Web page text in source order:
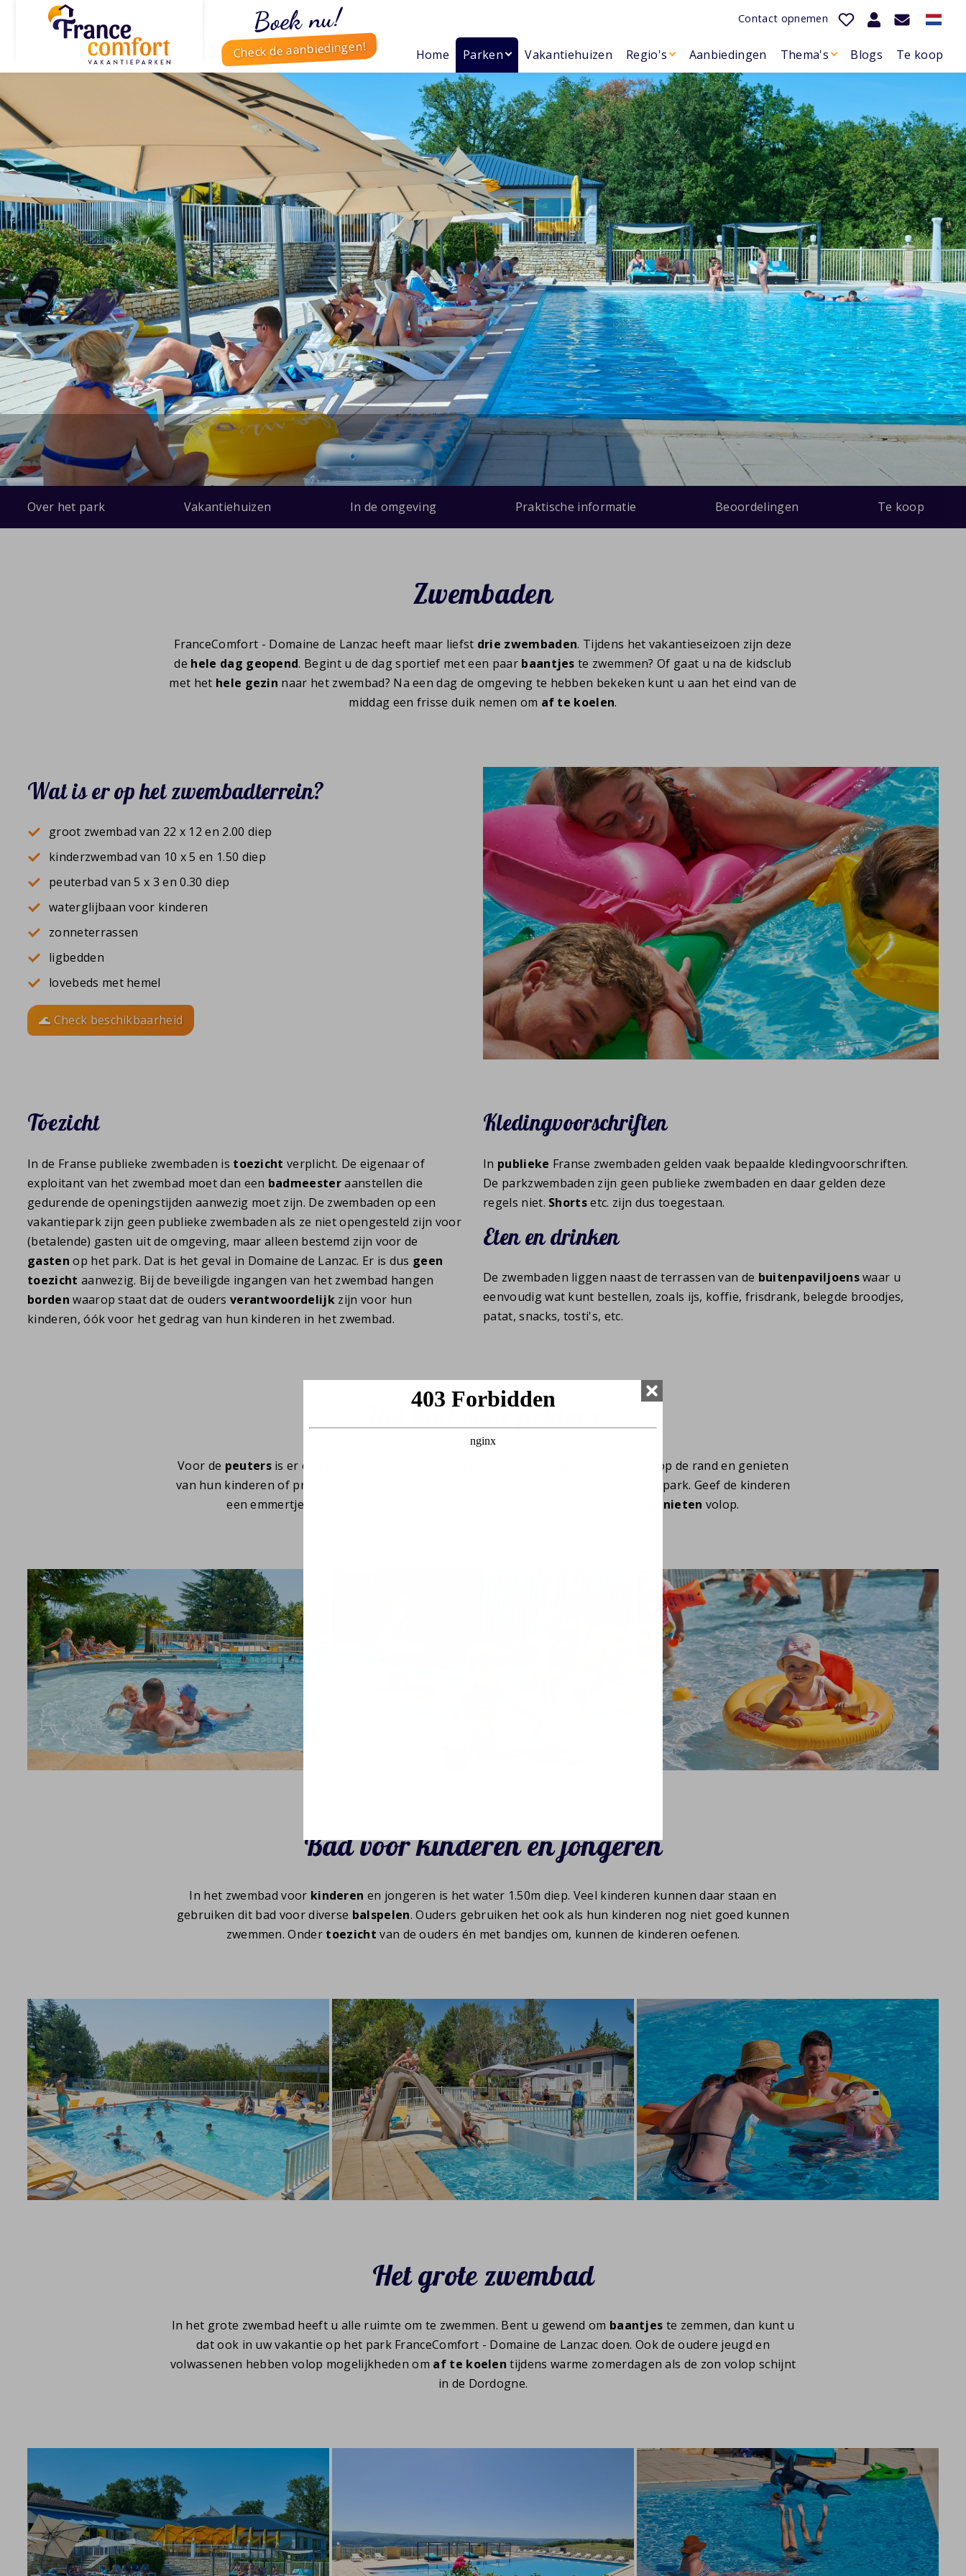
Boek nu!
Check de aanbiedingen!
Contact opnemen
Home Parken Vakantiehuizen Regio's Aanbiedingen Thema's Blogs Te koop
Over het park Vakantiehuizen In de omgeving Praktische informatie Beoordelingen Te koop
Zwembaden
FranceComfort - Domaine de Lanzac heeft maar liefst drie zwembaden. Tijdens het vakantieseizoen zijn deze
de hele dag geopend. Begint u de dag sportief met een paar baantjes te zwemmen? Of gaat u na de kidsclub
met het hele gezin naar het zwembad? Na een dag de omgeving te hebben bekeken kunt u aan het eind van de
middag een frisse duik nemen om af te koelen.
Wat is er op het zwembadterrein?
groot zwembad van 22 x 12 en 2.00 diep
kinderzwembad van 10 x 5 en 1.50 diep
peuterbad van 5 x 3 en 0.30 diep
waterglijbaan voor kinderen
zonneterrassen
ligbedden
lovebeds met hemel
🌊 Check beschikbaarheid
Toezicht
In de Franse publieke zwembaden is toezicht verplicht. De eigenaar of
exploitant van het zwembad moet dan een badmeesteraanstellen die
gedurende de openingstijden aanwezig moet zijn. De zwembaden op een
vakantiepark zijn geen publieke zwembaden als ze niet opengesteld zijn voor
(betalende) gasten uit de omgeving, maar alleen bestemd zijn voor de
gastenop het park. Dat is het geval in Domaine de Lanzac. Er is dus geen
toezicht aanwezig. Bij de beveiligde ingangen van het zwembad hangen
bordenwaarop staat dat de ouders verantwoordelijk zijn voor hun
kinderen, óók voor het gedrag van hun kinderen in het zwembad.
Kledingvoorschriften
In publieke Franse zwembaden gelden vaak bepaalde kledingvoorschriften.
De parkzwembaden zijn geen publieke zwembaden en daar gelden deze
regels niet. Shortsetc. zijn dus toegestaan.
Eten en drinken
De zwembaden liggen naast de terrassen van de buitenpaviljoenswaar u
eenvoudig wat kunt bestellen, zoals ijs, koffie, frisdrank, belegde broodjes,
patat, snacks, tosti's, etc.
Het bad voor peuters
Voor de peutersis er een groot bad waarin zij kunnen spelen. De
zitten vaak op de rand en genieten
van hun kinderen of praten met andere ouders die ook op vakantie zijn in het vakantiepark. Geef de kinderen
een emmertje, een schepje en ander speelgoed voor in het zwembad en ze
genieten volop.
Bad voor kinderen en jongeren
In het zwembad voor kinderen en jongeren is het water 1.50m diep. Veel kinderen kunnen daar staan en
gebruiken dit bad voor diverse balspelen. Ouders gebruiken het ook als hun kinderen nog niet goed kunnen
zwemmen. Onder toezicht van de ouders én met bandjes om, kunnen de kinderen oefenen.
Het grote zwembad
In het grote zwembad heeft u alle ruimte om te zwemmen. Bent u gewend om baantjes te zemmen, dan kunt u
dat ook in uw vakantie op het park FranceComfort - Domaine de Lanzac doen. Ook de oudere jeugd en
volwassenen hebben volop mogelijkheden om af te koelen tijdens warme zomerdagen als de zon volop schijnt
in de Dordogne.